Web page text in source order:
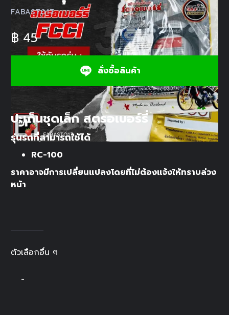
FABAST017
฿ 45
สั่งซื้อสินค้า
ปะเก็นชุดเล็ก สตรอเบอร์รี่
รุ่นรถที่สามารถใช้ได้
RC-100
ราคาอาจมีการเปลี่ยนแปลงโดยที่ไม่ต้องแจ้งให้ทราบล่วง
หน้า
ตัวเลือกอื่น ๆ
-